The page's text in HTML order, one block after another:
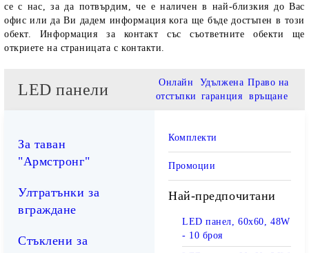
се с нас, за да потвърдим, че е наличен в най-близкия до Вас
офис или да Ви дадем информация кога ще бъде достъпен в този
обект. Информация за контакт със съответните обекти ще
откриете на страницата с контакти.
LED панели
Онлайн
отстъпки
Удължена
гаранция
Право на
връщане
За таван
"Армстронг"
Ултратънки за
вграждане
Стъклени за
Комплекти
Промоции
Най-предпочитани
LED панел, 60х60, 48W
- 10 броя